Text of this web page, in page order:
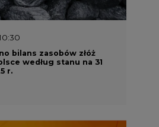
bilans zasobów złóż
według stanu na 31